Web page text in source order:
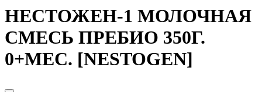
НЕСТОЖЕН-1 МОЛОЧНАЯ
СМЕСЬ ПРЕБИО 350Г.
0+МЕС. [NESTOGEN]